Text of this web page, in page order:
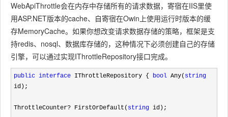
WebApiThrottle会在内存中存储所有的请求数据，寄宿在IIS里使
用ASP.NET版本的cache、自寄宿在Owin上使用运行时版本的缓
存MemoryCache。如果你想改变请求数据存储的策略，框架是支
持redis、nosql、数据库存储的，这种情况下必须创建自己的存储
引擎，可以通过实现IThrottleRepository接口完成。
public interface IThrottleRepository { bool Any( string
id);
ThrottleCounter? FirstOrDefault( string id);